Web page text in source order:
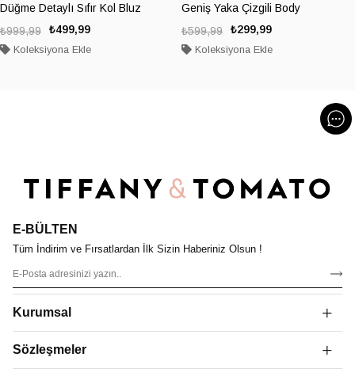
Düğme Detaylı Sıfır Kol Bluz
₺499,99
₺999,99
Koleksiyona Ekle
Geniş Yaka Çizgili Body
₺299,99
₺599,99
Koleksiyona Ekle
E-BÜLTEN
Tüm İndirim ve Fırsatlardan İlk Sizin Haberiniz Olsun !
Kurumsal
Sözleşmeler